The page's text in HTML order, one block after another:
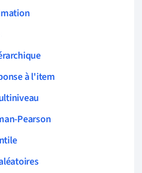
à l'item
Pearson